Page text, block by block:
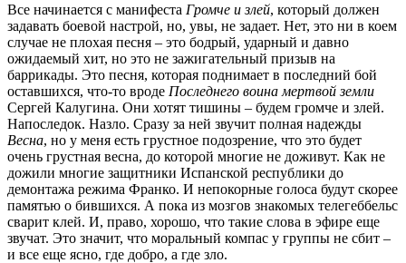
Все начинается с манифеста Громче и злей, который должен
задавать боевой настрой, но, увы, не задает. Нет, это ни в коем
случае не плохая песня – это бодрый, ударный и давно
ожидаемый хит, но это не зажигательный призыв на
баррикады. Это песня, которая поднимает в последний бой
оставшихся, что-то вроде Последнего воина мертвой земли
Сергей Калугина. Они хотят тишины – будем громче и злей.
Напоследок. Назло. Сразу за ней звучит полная надежды
Весна, но у меня есть грустное подозрение, что это будет
очень грустная весна, до которой многие не доживут. Как не
дожили многие защитники Испанской республики до
демонтажа режима Франко. И непокорные голоса будут скорее
памятью о бившихся. А пока из мозгов знакомых телегеббельс
сварит клей. И, право, хорошо, что такие слова в эфире еще
звучат. Это значит, что моральный компас у группы не сбит –
и все еще ясно, где добро, а где зло.